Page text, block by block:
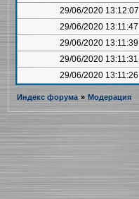
29/06/2020 13:12:07
29/06/2020 13:11:47
29/06/2020 13:11:39
29/06/2020 13:11:31
29/06/2020 13:11:26
Индекс форума » Модерация